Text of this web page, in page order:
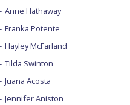
Anne Hathaway
Franka Potente
Hayley McFarland
Tilda Swinton
Juana Acosta
Jennifer Aniston